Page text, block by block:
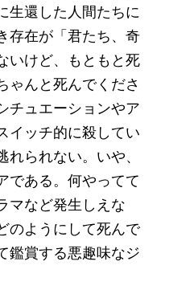
生還した人間たちに
存在が「君たち、奇
いけど、もともと死
ゃんと死んでくださ
チュエーションやア
イッチ的に殺してい
られない。いや、
である。何やってて
マなど発生しえな
のようにして死んで
鑑賞する悪趣味なジ